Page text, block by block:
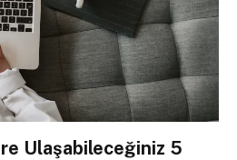
Ulaşabileceğiniz 5